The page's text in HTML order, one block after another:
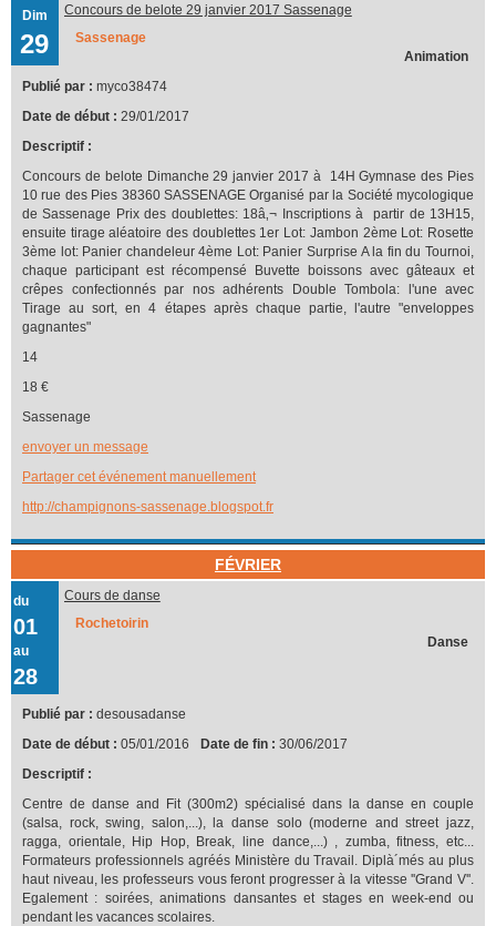
Dim
29
Concours de belote 29 janvier 2017 Sassenage
Sassenage
Animation
Publié par : myco38474
Date de début : 29/01/2017
Descriptif :
Concours de belote Dimanche 29 janvier 2017 à 14H Gymnase des Pies
10 rue des Pies 38360 SASSENAGE Organisé par la Société mycologique
de Sassenage Prix des doublettes: 18â‚¬ Inscriptions à partir de 13H15,
ensuite tirage aléatoire des doublettes 1er Lot: Jambon 2ème Lot: Rosette
3ème lot: Panier chandeleur 4ème Lot: Panier Surprise A la fin du Tournoi,
chaque participant est récompensé Buvette boissons avec gâteaux et
crêpes confectionnés par nos adhérents Double Tombola: l'une avec
Tirage au sort, en 4 étapes après chaque partie, l'autre "enveloppes
gagnantes"
14
18 €
Sassenage
envoyer un message
Partager cet événement manuellement
http://champignons-sassenage.blogspot.fr
FÉVRIER
du
01
au
28
Cours de danse
Rochetoirin
Danse
Publié par : desousadanse
Date de début : 05/01/2016 Date de fin : 30/06/2017
Descriptif :
Centre de danse and Fit (300m2) spécialisé dans la danse en couple
(salsa, rock, swing, salon,...), la danse solo (moderne and street jazz,
ragga, orientale, Hip Hop, Break, line dance,...) , zumba, fitness, etc...
Formateurs professionnels agréés Ministère du Travail. Diplà´més au plus
haut niveau, les professeurs vous feront progresser à la vitesse ''Grand V''.
Egalement : soirées, animations dansantes et stages en week-end ou
pendant les vacances scolaires.